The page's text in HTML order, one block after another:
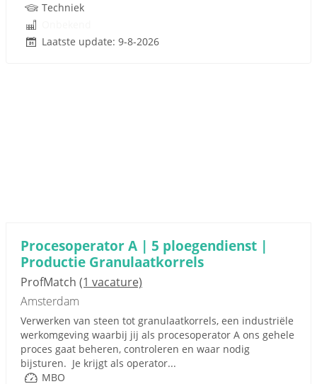
Techniek
Laatste update: 9-8-2026
Procesoperator A | 5 ploegendienst |
Productie Granulaatkorrels
ProfMatch (1 vacature)
Amsterdam
Verwerken van steen tot granulaatkorrels, een industriële
werkomgeving waarbij jij als procesoperator A ons gehele
proces gaat beheren, controleren en waar nodig
bijsturen. Je krijgt als operator...
MBO